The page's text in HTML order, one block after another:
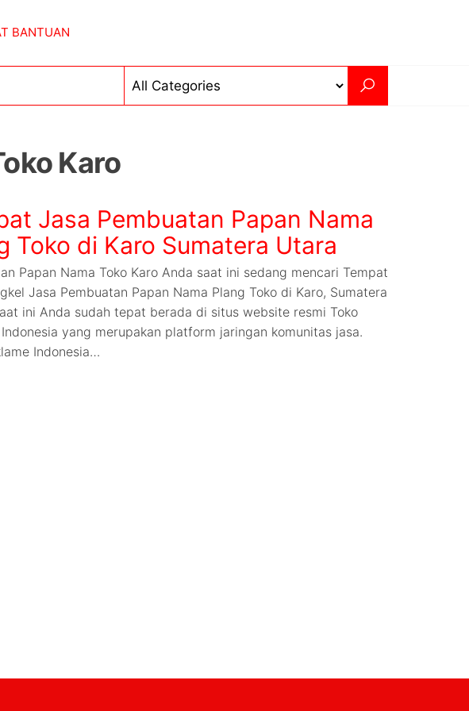
BANTUAN
Karo
Jasa Pembuatan Papan Nama
Toko di Karo Sumatera Utara
Papan Nama Toko Karo Anda saat ini sedang mencari Tempat
Jasa Pembuatan Papan Nama Plang Toko di Karo, Sumatera
ini Anda sudah tepat berada di situs website resmi Toko
Indonesia yang merupakan platform jaringan komunitas jasa.
Indonesia…